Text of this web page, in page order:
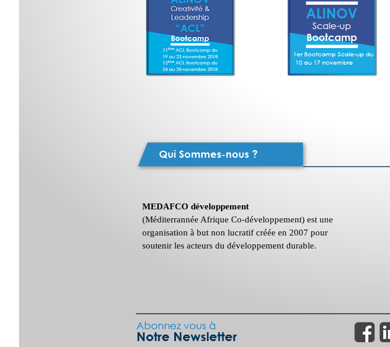
MEDAFCO développement
(Méditerrannée Afrique Co-développement) est une
organisation à but non lucratif créée en 2007 pour
soutenir les acteurs du développement durable.